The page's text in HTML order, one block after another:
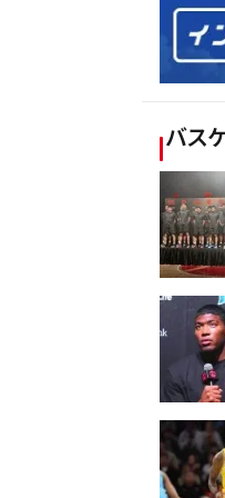
バス